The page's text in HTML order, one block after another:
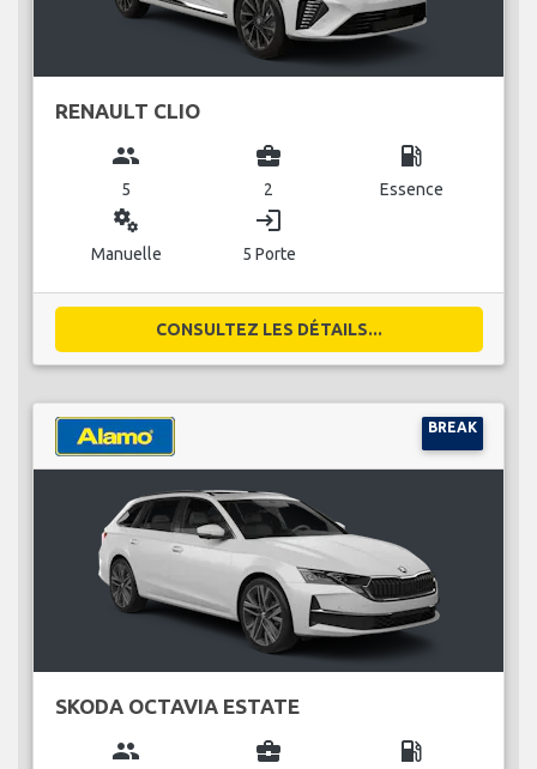
RENAULT CLIO
group
5
business_center
2
local_gas_station
Essence
miscellaneous_services
Manuelle
login
5 Porte
CONSULTEZ LES DÉTAILS...
BREAK
SKODA OCTAVIA ESTATE
group business_center local_gas_station